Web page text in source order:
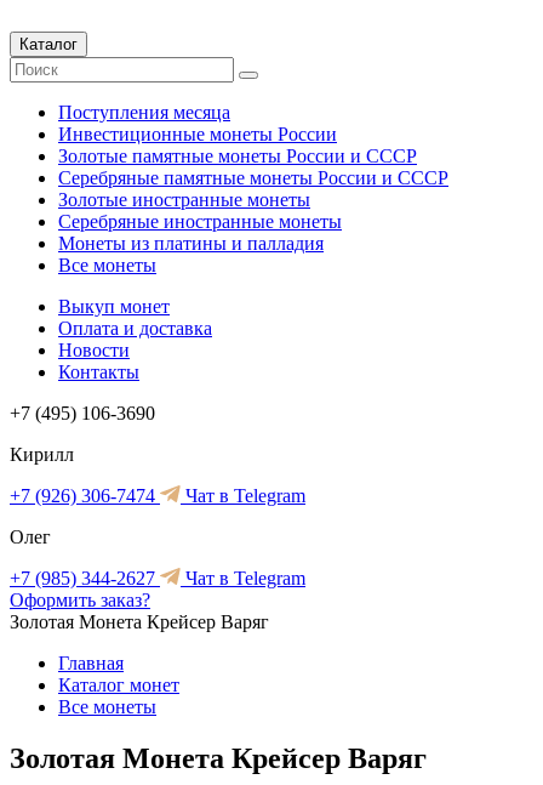
Каталог
Поступления месяца
Инвестиционные монеты России
Золотые памятные монеты России и СССР
Серебряные памятные монеты России и СССР
Золотые иностранные монеты
Серебряные иностранные монеты
Монеты из платины и палладия
Все монеты
Выкуп монет
Оплата и доставка
Новости
Контакты
+7 (495) 106-3690
Кирилл
+7 (926) 306-7474
Чат в Telegram
Олег
+7 (985) 344-2627
Чат в Telegram
Оформить заказ?
Золотая Монета Крейсер Варяг
Главная
Каталог монет
Все монеты
Золотая Монета Крейсер Варяг